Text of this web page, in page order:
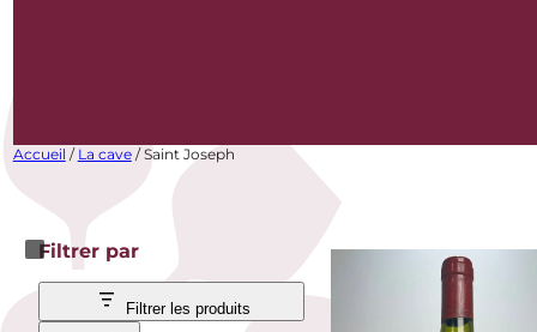
Accueil / La cave/ Saint Joseph
Filtrer par
Filtrer les produits